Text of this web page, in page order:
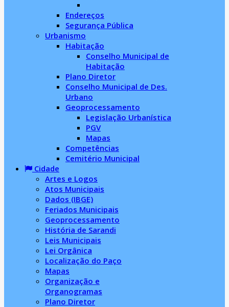
Endereços
Segurança Pública
Urbanismo
Habitação
Conselho Municipal de
Habitação
Plano Diretor
Conselho Municipal de Des.
Urbano
Geoprocessamento
Legislação Urbanística
PGV
Mapas
Competências
Cemitério Municipal
Cidade
Artes e Logos
Atos Municipais
Dados (IBGE)
Feriados Municipais
Geoprocessamento
História de Sarandi
Leis Municipais
Lei Orgânica
Localização do Paço
Mapas
Organização e
Organogramas
Plano Diretor